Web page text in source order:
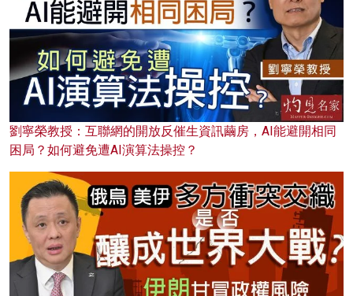
劉寧榮教授：互聯網的開放反催生資訊繭房，AI能避開相同
困局？如何避免遭AI演算法操控？